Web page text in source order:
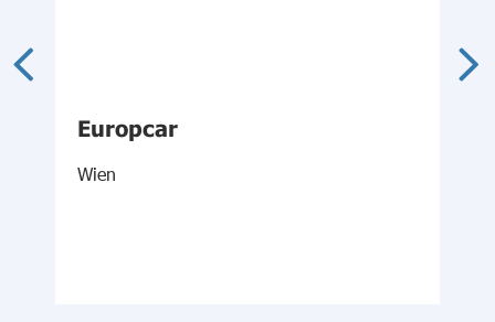
Europcar
Wien